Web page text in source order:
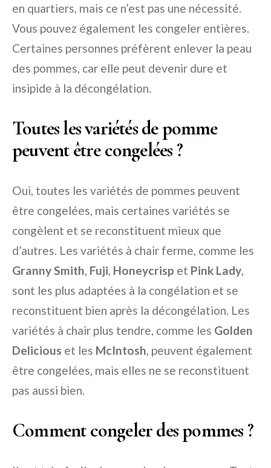
en quartiers, mais ce n’est pas une nécessité.
Vous pouvez également les congeler entières.
Certaines personnes préfèrent enlever la peau
des pommes, car elle peut devenir dure et
insipide à la décongélation.
Toutes les variétés de pomme
peuvent être congelées ?
Oui, toutes les variétés de pommes peuvent
être congelées, mais certaines variétés se
congèlent et se reconstituent mieux que
d’autres. Les variétés à chair ferme, comme les
Granny Smith Fuji Honeycrisp et Pink Lady
sont les plus adaptées à la congélation et se
reconstituent bien après la décongélation. Les
variétés à chair plus tendre, comme les Golden
Delicious et les McIntosh , peuvent également
être congelées, mais elles ne se reconstituent
pas aussi bien.
Comment congeler des pommes ?